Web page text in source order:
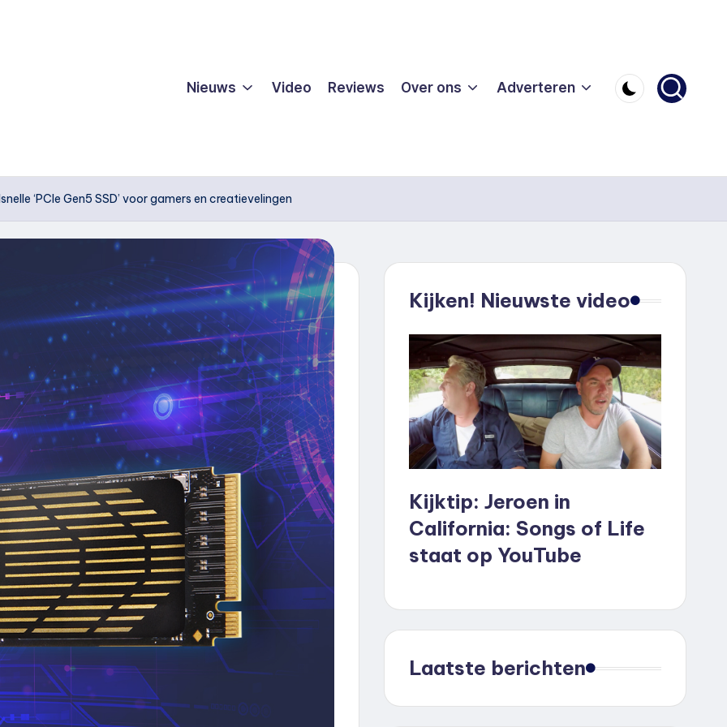
Nieuws Video Reviews Over ons Adverteren
‘PCIe Gen5 SSD’ voor gamers en creatievelingen
Kijken! Nieuwste video
Kijktip: Jeroen in
California: Songs of Life
staat op YouTube
Laatste berichten